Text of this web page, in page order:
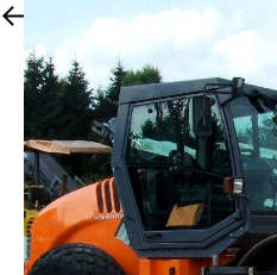
More products